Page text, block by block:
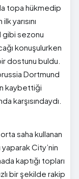
topa hükmedip
yarısını
gibi sezonu
konuşulurken
dostunu buldu.
Dortmund
kaybettiği
karşısındaydı.
saha kullanan
City’nin
kaptığı topları
bir şekilde rakip